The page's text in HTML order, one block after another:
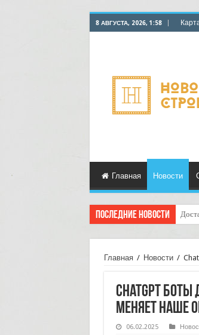
8 АВГУСТА, 2026, 1:58
Главная Новости
Последние новости
Главная / Новости /
ChatGPT
меняет наше
06.02.2025